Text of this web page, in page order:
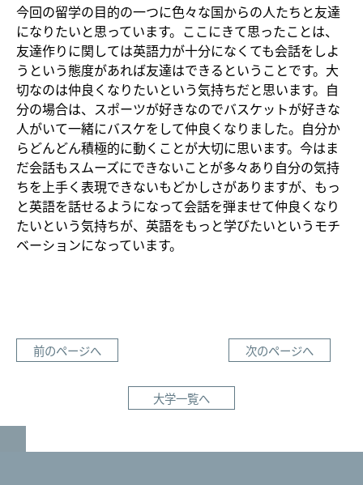
今回の留学の目的の一つに色々な国からの人たちと友達
になりたいと思っています。ここにきて思ったことは、
友達作りに関しては英語力が十分になくても会話をしよ
うという態度があれば友達はできるということです。大
切なのは仲良くなりたいという気持ちだと思います。自
分の場合は、スポーツが好きなのでバスケットが好きな
人がいて一緒にバスケをして仲良くなりました。自分か
らどんどん積極的に動くことが大切に思います。今はま
だ会話もスムーズにできないことが多々あり自分の気持
ちを上手く表現できないもどかしさがありますが、もっ
と英語を話せるようになって会話を弾ませて仲良くなり
たいという気持ちが、英語をもっと学びたいというモチ
ベーションになっています。
前のページへ 次のページへ
大学一覧へ